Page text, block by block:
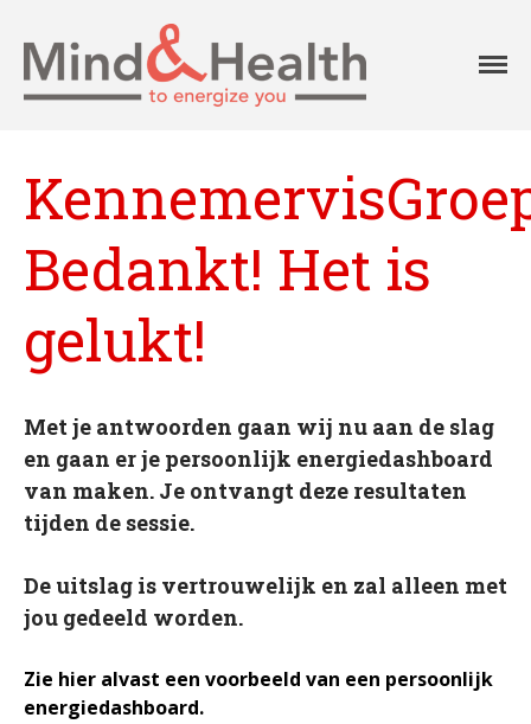
Aanpak
Onze klanten
Ons team
Agenda
Blog
Over Mind&Health
Vacatures
Agenda
Professionals in
Bedankt! Het is
gelukt!
Met je antwoorden gaan wij nu aan de slag
en gaan er je persoonlijk energiedashboard
van maken. Je ontvangt deze resultaten
tijden de sessie.
De uitslag is vertrouwelijk en zal alleen met
jou gedeeld worden.
Zie hier alvast een voorbeeld van een persoonlijk
energiedashboard.